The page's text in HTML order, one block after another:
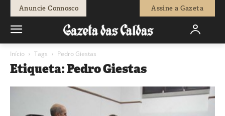
Anuncie Connosco Assine a Gazeta
Início Tags Pedro Giestas
Etiqueta: Pedro Giestas